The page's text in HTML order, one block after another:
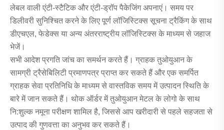
लेबल वाली एंटी-स्टैटिक और एंटी-ड्रॉप पैकेजिंग अपनाएं। समय पर
डिलीवरी सुनिश्चित करने के लिए पूर्ण लॉजिस्टिक्स सूचना ट्रैकिंग के साथ
डीएचएल, फेडेक्स या अन्य अंतरराष्ट्रीय लॉजिस्टिक्स के माध्यम से जहाज
भेजें।
सभी आदेश प्रगति जांच का समर्थन करते हैं। ग्राहक तुओयुआन के
सामग्री ट्रैसेबिलिटी प्रमाणपत्र प्राप्त कर सकते हैं और एक समर्पित
ग्राहक सेवा प्रतिनिधि के माध्यम से वास्तविक समय में उत्पादन स्थिति के
बारे में जान सकते हैं। थोक ऑर्डर में तुओयुआन मेटल के लोगो के साथ
नि:शुल्क नमूना परीक्षण शामिल है, जिससे आप खरीदारी से पहले सहजता से
उत्पाद की गुणवत्ता का अनुभव कर सकते हैं।